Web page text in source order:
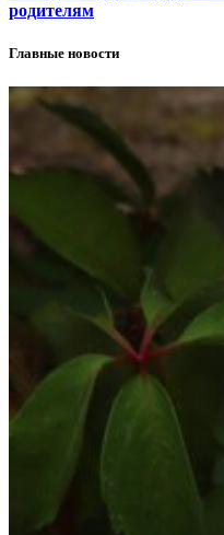
родителям
Главные новости